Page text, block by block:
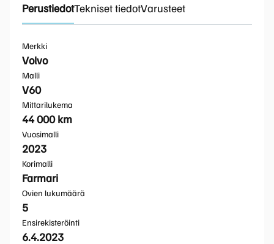
PerustiedotTekniset tiedotVarusteet
Merkki
Volvo
Malli
V60
Mittarilukema
44 000 km
Vuosimalli
2023
Korimalli
Farmari
Ovien lukumäärä
5
Ensirekisteröinti
6.4.2023